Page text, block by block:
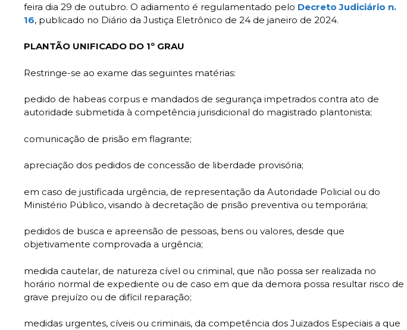
feira dia 29 de outubro. O adiamento é regulamentado pelo Decreto Judiciário n.
16, publicado no Diário da Justiça Eletrônico de 24 de janeiro de 2024.
PLANTÃO UNIFICADO DO 1º GRAU
Restringe-se ao exame das seguintes matérias:
pedido de habeas corpus e mandados de segurança impetrados contra ato de
autoridade submetida à competência jurisdicional do magistrado plantonista;
comunicação de prisão em flagrante;
apreciação dos pedidos de concessão de liberdade provisória;
em caso de justificada urgência, de representação da Autoridade Policial ou do
Ministério Público, visando à decretação de prisão preventiva ou temporária;
pedidos de busca e apreensão de pessoas, bens ou valores, desde que
objetivamente comprovada a urgência;
medida cautelar, de natureza cível ou criminal, que não possa ser realizada no
horário normal de expediente ou de caso em que da demora possa resultar risco de
grave prejuízo ou de difícil reparação;
medidas urgentes, cíveis ou criminais, da competência dos Juizados Especiais a que